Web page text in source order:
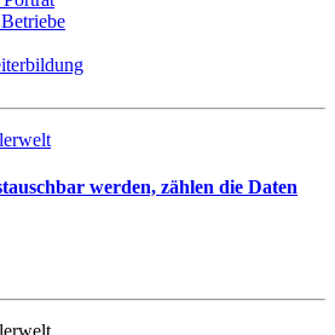
werden, zählen die Daten